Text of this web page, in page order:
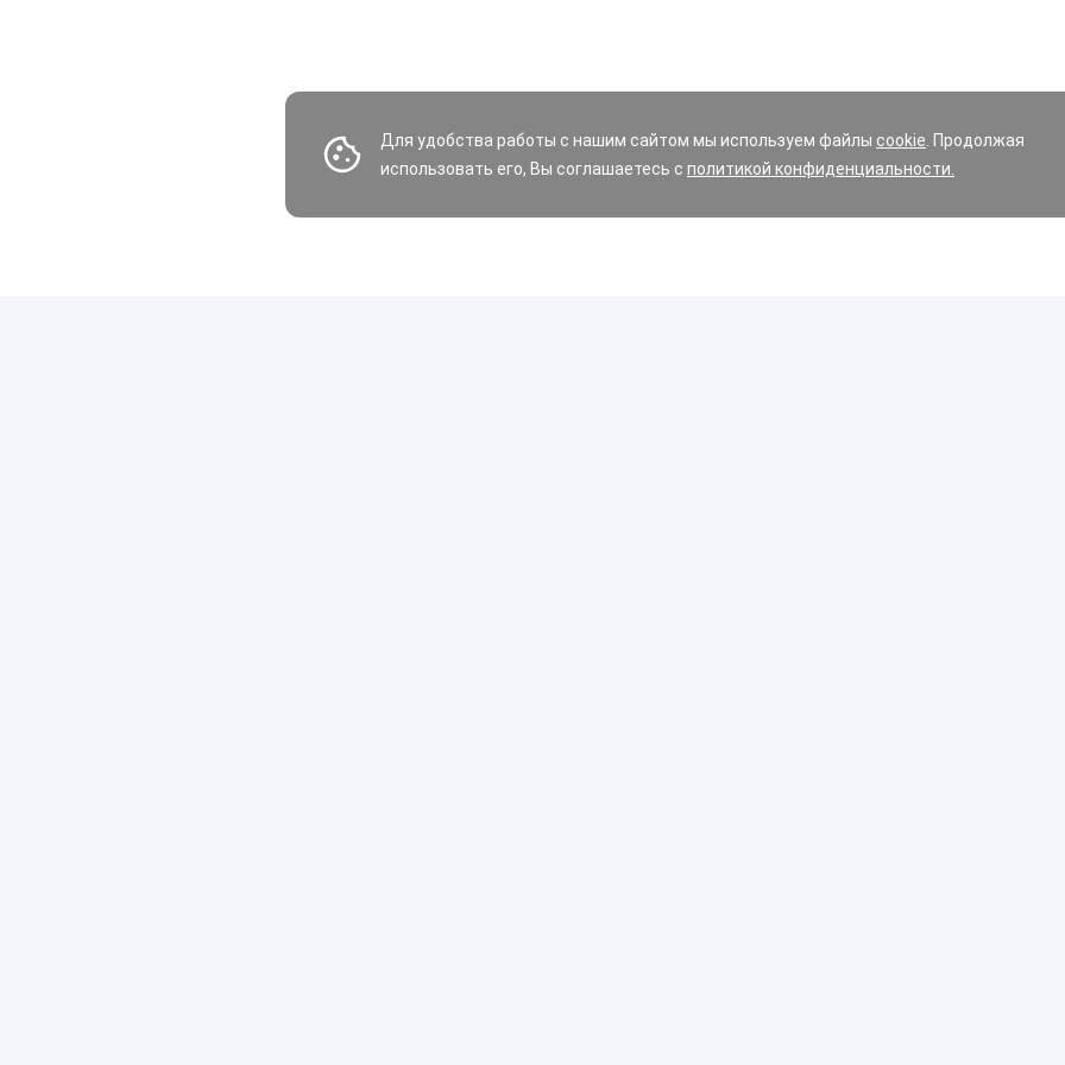
Для удобства работы с нашим сайтом мы используем файлы cookie . Продолжая
использовать его, Вы соглашаетесь с политикой конфиденциальности.